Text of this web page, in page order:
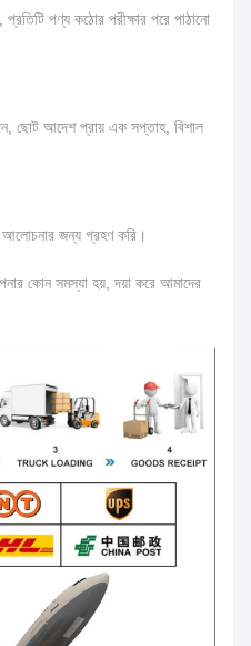
পণ্য কঠোর পরীক্ষার পরে পাঠানো
ছোট আদেশ প্রায় এক সপ্তাহ, বিশাল
আলোচনার জন্য গ্রহণ করি।
কোন সমস্যা হয়, দয়া করে আমাদের